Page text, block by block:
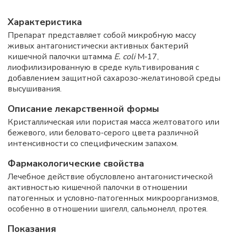
Характеристика
Препарат представляет собой микробную массу
живых антагонистически активных бактерий
кишечной палочки штамма E. coliМ‑17,
лиофилизированную в среде культивирования с
добавлением защитной сахарозо-желатиновой среды
высушивания.
Описание лекарственной формы
Кристаллическая или пористая масса желтоватого или
бежевого, или беловато-серого цвета различной
интенсивности со специфическим запахом.
Фармакологические свойства
Лечебное действие обусловлено антагонистической
активностью кишечной палочки в отношении
патогенных и условно-патогенных микроорганизмов,
особенно в отношении шигелл, сальмонелл, протея.
Показания